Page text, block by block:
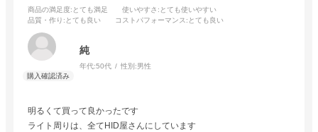
商品の満足度:とても満足 使いやすさ :とても使いやすい
品質・作り :とても良い コストパフォーマンス:とても良い
純
年代:50代 性別:男性
明るくて買って良かったです
ライト周りは、全てHID屋さんにしています